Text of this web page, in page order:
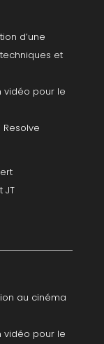
d’une
et
vidéo pour le
JT
au cinéma
vidéo pour le